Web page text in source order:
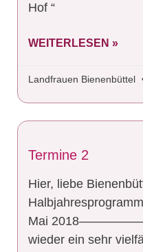
Hof “
WEITERLESEN »
Landfrauen Bienenbüttel
Termine 2
Hier, liebe
Mai 2018——————
wieder ein sehr